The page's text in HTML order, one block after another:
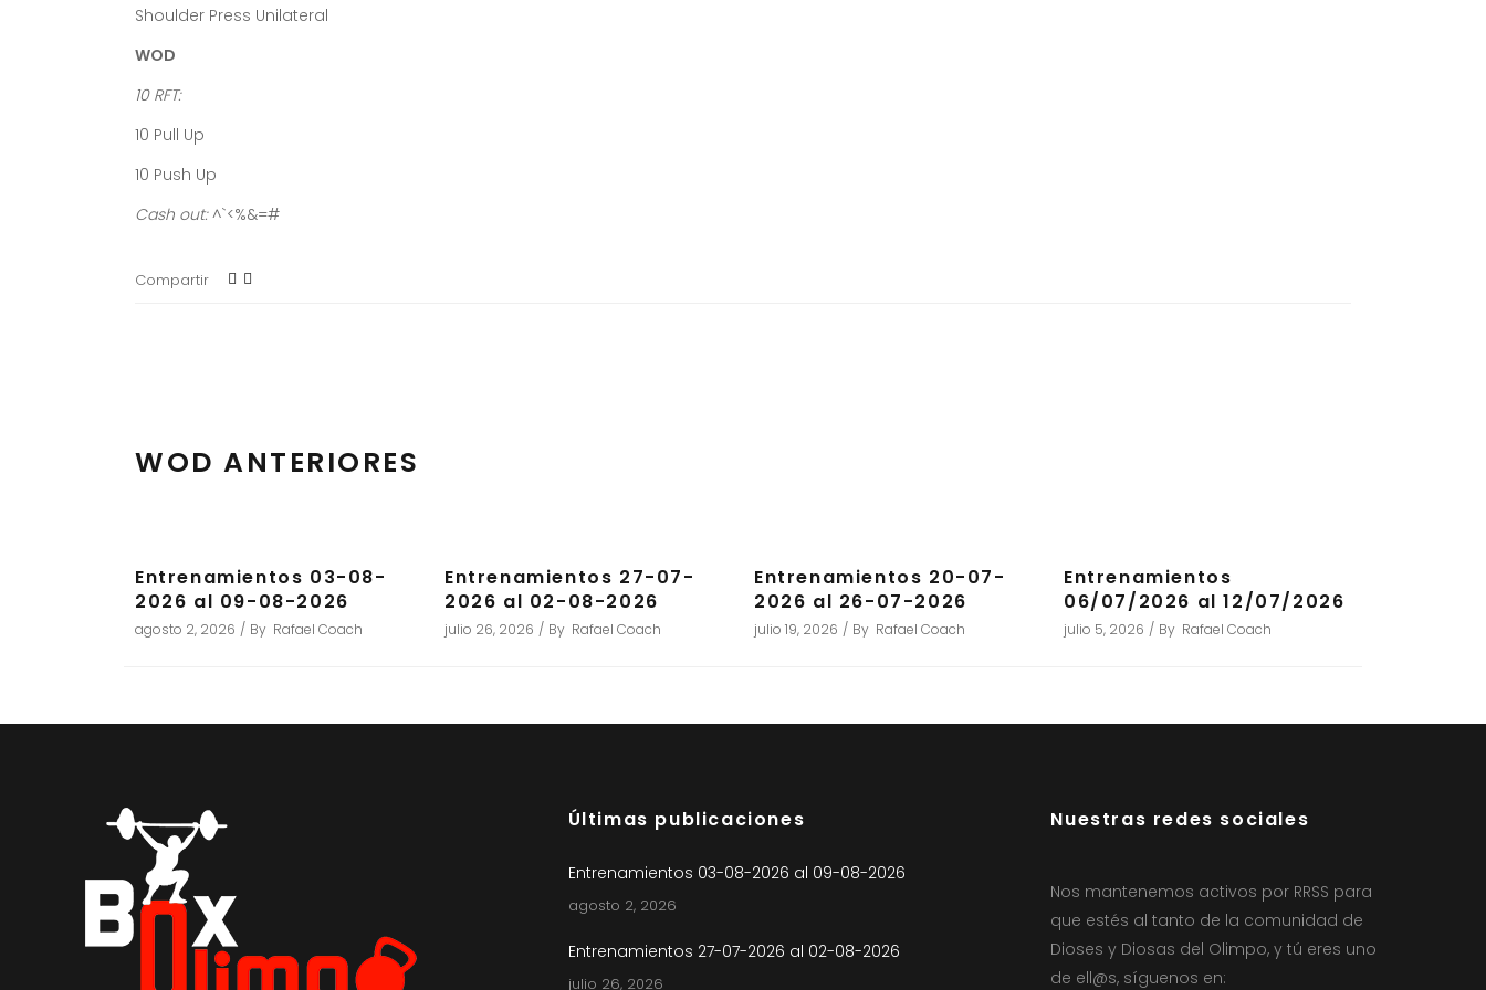
Shoulder Press Unilateral
WOD
10 RFT:
10 Pull Up
10 Push Up
Cash out:^`<%&=#
Compartir
WOD ANTERIORES
Entrenamientos 03-08-
2026 al 09-08-2026
agosto 2, 2026 By Rafael Coach
Entrenamientos 27-07-
2026 al 02-08-2026
julio 26, 2026 By Rafael Coach
Entrenamientos 20-07-
2026 al 26-07-2026
julio 19, 2026 By Rafael Coach
Entrenamientos
06/07/2026 al 12/07/2026
julio 5, 2026 By Rafael Coach
Últimas publicaciones
Entrenamientos 03-08-2026 al 09-08-2026
agosto 2, 2026
Entrenamientos 27-07-2026 al 02-08-2026
julio 26, 2026
Nuestras redes sociales
Nos mantenemos activos por RRSS para
que estés al tanto de la comunidad de
Dioses y Diosas del Olimpo, y tú eres uno
de ell@s, síguenos en: